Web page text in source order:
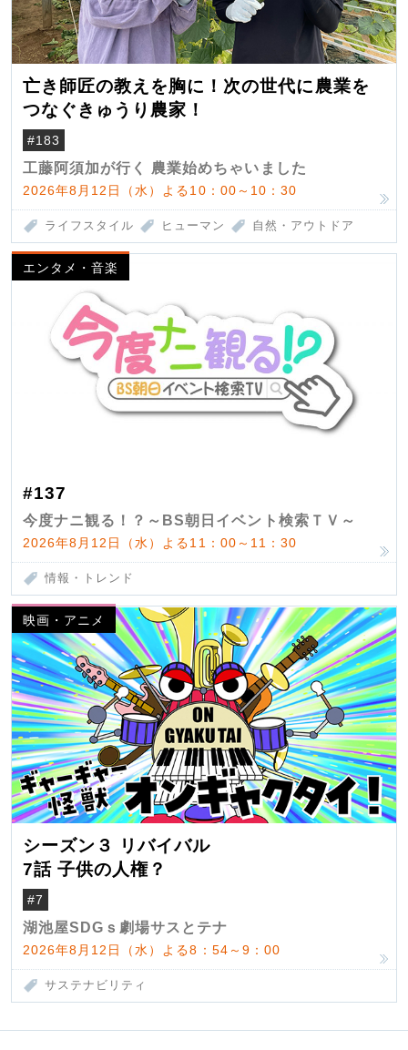
亡き師匠の教えを胸に！次の世代に農業を
つなぐきゅうり農家！
#183
工藤阿須加が行く 農業始めちゃいました
2026年8月12日（水）よる10：00～10：30
ライフスタイル ヒューマン 自然・アウトドア
エンタメ・音楽
#137
今度ナニ観る！？～BS朝日イベント検索ＴＶ～
2026年8月12日（水）よる11：00～11：30
情報・トレンド
映画・アニメ
シーズン３ リバイバル
7話 子供の人権？
#7
湖池屋SDGｓ劇場サスとテナ
2026年8月12日（水）よる8：54～9：00
サステナビリティ